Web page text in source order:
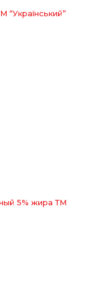
“Український”
5% жира ТМ